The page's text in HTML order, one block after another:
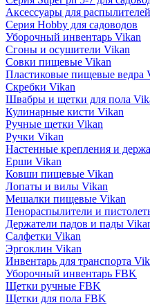
Аксессуары для
Серия Hobby для садоводов
Уборочный инвентарь Vikan
Сгоны и осушители Vikan
Совки пищевые Vikan
Пластиковые пищевые ведра
Скребки Vikan
Швабры и щетки для пола
Кулинарные кисти Vikan
Ручные щетки Vikan
Ручки Vikan
Настенные крепления и
Ерши Vikan
Ковши пищевые Vikan
Лопаты и вилы Vikan
Мешалки пищевые Vikan
Пенораспылители и
Держатели падов и пады
Салфетки Vikan
Эргоклин Vikan
Инвентарь для транспорта
Уборочный инвентарь FBK
Щетки ручные FBK
Щетки для пола FBK